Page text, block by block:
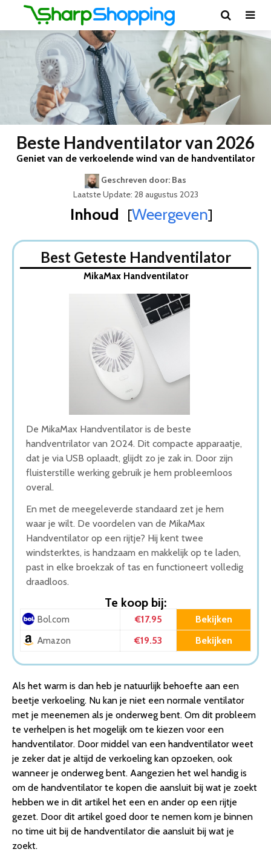
Beste Handventilator van 2026
Geniet van de verkoelende wind van de handventilator
Geschreven door: Bas
Laatste Update: 28 augustus 2023
Inhoud [Weergeven]
1. MikaMax Handventilator
2. FlinQ Draagbare Ventilator
3. JUST23 Elektrisch Draagbare Hand Ventilator
4. Ninzer Stille USB Ventilator
5. Handventilator Op Batterij
Wat is de beste Handventilator van 2026
1. Beste Handventilator van 2026
2. Goede Prijs-Kwaliteit Handventilator
3. Duurzame Handventilator
4. Beste Budget Handventilator van 2026
Conclusie
Best Geteste Handventilator
MikaMax Handventilator
De MikaMax Handventilator is de beste
handventrilator van 2024. Dit compacte apparaatje,
dat je via USB oplaadt, glijdt zo je zak in. Door zijn
fluisterstille werking gebruik je hem probleemloos
overal.
En met de meegeleverde standaard zet je hem
waar je wilt. De voordelen van de MikaMax
Handventilator op een rijtje? Hij kent twee
windsterktes, is handzaam en makkelijk op te laden,
past in elke broekzak of tas en functioneert volledig
draadloos.
Te koop bij:
Bol.com €17.95 Bekijken
Amazon €19.53 Bekijken
Als het warm is dan heb je natuurlijk behoefte aan een
beetje verkoeling. Nu kan je niet een normale ventilator
met je meenemen als je onderweg bent. Om dit probleem
te verhelpen is het mogelijk om te kiezen voor een
handventilator. Door middel van een handventilator weet
je zeker dat je altijd de verkoeling kan opzoeken, ook
wanneer je onderweg bent. Aangezien het wel handig is
om de handventilator te kopen die aansluit bij wat je zoekt
hebben we in dit artikel het een en ander op een rijtje
gezet. Door dit artikel goed door te nemen kom je binnen
no time uit bij de handventilator die aansluit bij wat je
zoekt.